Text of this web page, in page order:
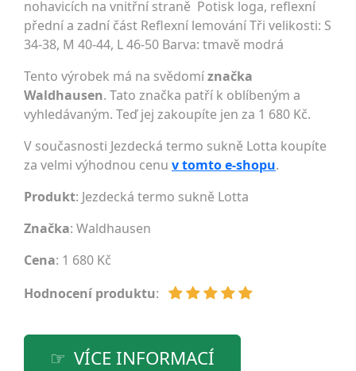
nohavicích na vnitřní straně Potisk loga, reflexní
přední a zadní část Reflexní lemování Tři velikosti: S
34-38, M 40-44, L 46-50 Barva: tmavě modrá
Tento výrobek má na svědomíznačka
Waldhausen. Tato značka patří k oblíbeným a
vyhledávaným. Teď jej zakoupíte jen za 1 680 Kč.
V současnosti Jezdecká termo sukně Lotta koupíte
za velmi výhodnou cenu v tomto e-shopu.
Produkt: Jezdecká termo sukně Lotta
Značka: Waldhausen
Cena: 1 680 Kč
Hodnocení produktu:
VÍCE INFORMACÍ